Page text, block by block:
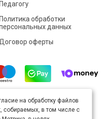
Педагогу
Политика обработки
данных
Договор оферты
полицензии Creative
(«Атрибуция») 4.0
на обработку файлов
собираемых, в том числе с